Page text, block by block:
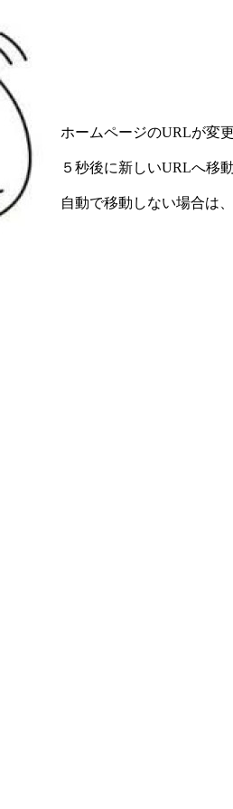
ホームページのURLが変
５秒後に新しいURLへ移
自動で移動しない場合は、